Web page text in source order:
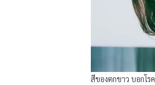
สีของตกขาว บอกโรค